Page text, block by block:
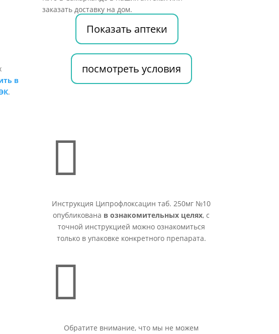
заказать доставку на дом.
Показать аптеки
в
.
посмотреть условия

Инструкция Ципрофлоксацин таб. 250мг №10
опубликована в ознакомительных целях, с
точной инструкцией можно ознакомиться
только в упаковке конкретного препарата.

Обратите внимание, что мы не можем